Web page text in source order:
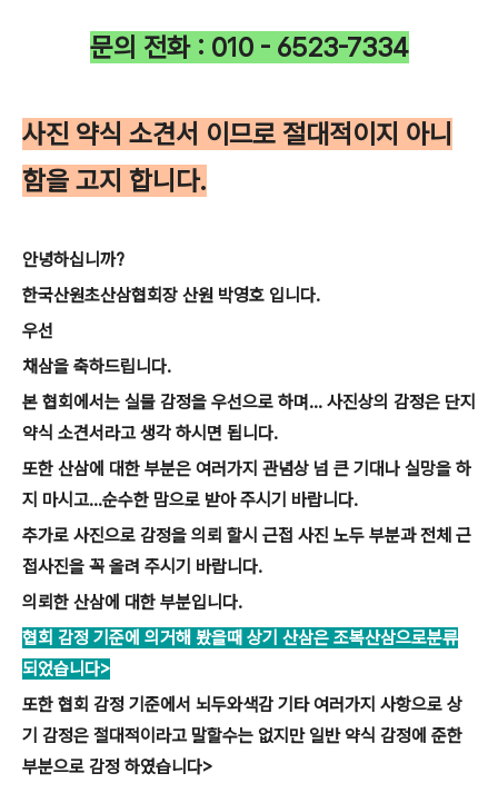
문의 전화 : 010 - 6523-7334
사진 약식 소견서 이므로 절대적이지 아니
함을 고지 합니다.
안녕하십니까?
한국산원초산삼협회장 산원 박영호 입니다.
우선
채삼을 축하드립니다.
본 협회에서는 실물 감정을 우선으로 하며... 사진상의 감정은 단지
약식 소견서라고 생각 하시면 됩니다.
또한 산삼에 대한 부분은 여러가지 관념상 넘 큰 기대나 실망을 하
지 마시고...순수한 맘으로 받아 주시기 바랍니다.
추가로 사진으로 감정을 의뢰 할시 근접 사진 노두 부분과 전체 근
접사진을 꼭 올려 주시기 바랍니다.
의뢰한 산삼에 대한 부분입니다.
협회 감정 기준에 의거해 봤을때 상기 산삼은 조복산삼으로분류
되었습니다>
또한 협회 감정 기준에서 뇌두와색감 기타 여러가지 사항으로 상
기 감정은 절대적이라고 말할수는 없지만 일반 약식 감정에 준한
부분으로 감정 하였습니다>